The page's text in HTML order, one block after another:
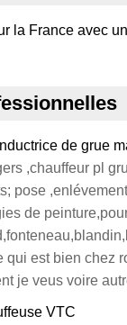
la France avec
de grue
,chauffeur pl
pose
de
qui est bien chez
je veus voire
VTC